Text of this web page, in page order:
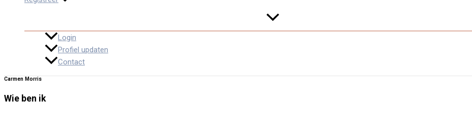
Login
Profiel updaten
Contact
Carmen Morris
Wie ben ik